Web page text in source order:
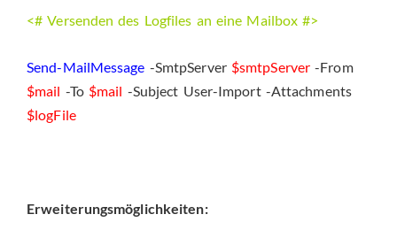
<# Versenden des Logfiles an eine Mailbox #>
Send-MailMessage -SmtpServer $smtpServer -From
$mail -To $mail -Subject User-Import -Attachments
$logFile
Erweiterungsmöglichkeiten: